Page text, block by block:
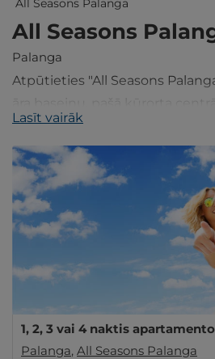
All Seasons Palanga
All Seasons
Palanga
Atpūtieties "All Seasons
āra baseinu, pašā kūrorta
DIVIEM vai ĢIMENEI renovētos
Lasīt vairāk
1, 2, 3 vai 4 naktis
Palanga, All Seasons Palanga